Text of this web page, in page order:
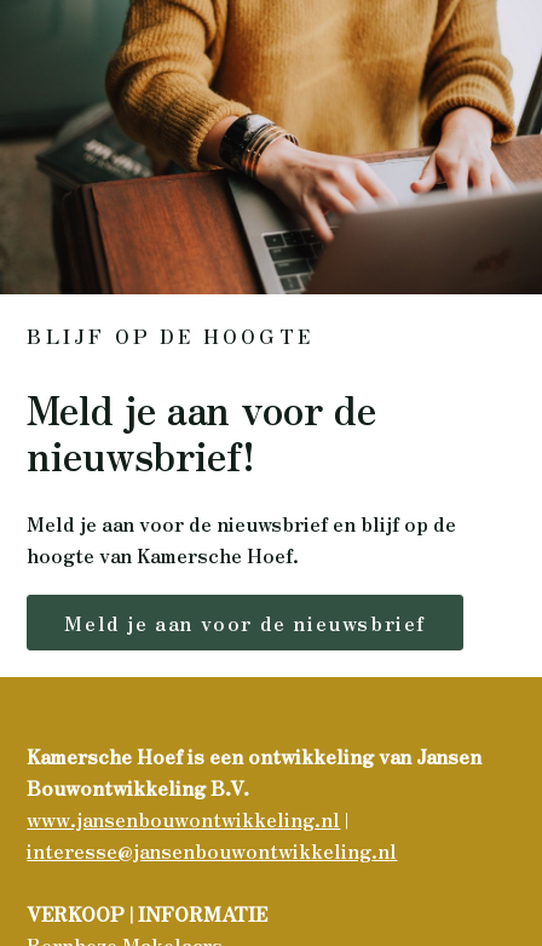
BLIJF OP DE HOOGTE
Meld je aan voor de
nieuwsbrief!
Meld je aan voor de nieuwsbrief en blijf op de
hoogte van Kamersche Hoef.
Meld je aan voor de nieuwsbrief
Kamersche Hoef is een ontwikkeling van Jansen
Bouwontwikkeling B.V.
www.jansenbouwontwikkeling.nl |
interesse@jansenbouwontwikkeling.nl
VERKOOP | INFORMATIE